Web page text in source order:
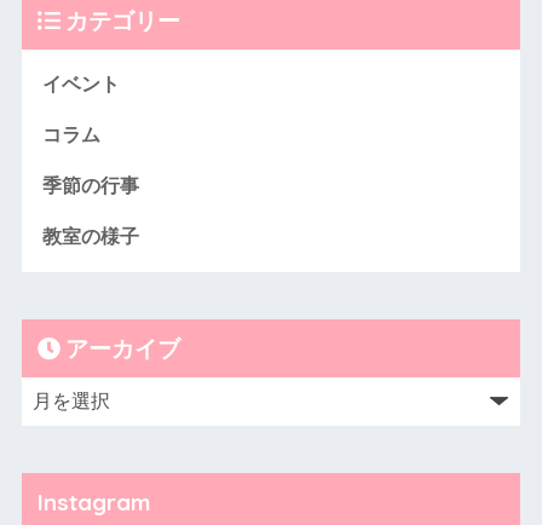
カテゴリー
イベント
コラム
季節の行事
教室の様子
アーカイブ
Instagram